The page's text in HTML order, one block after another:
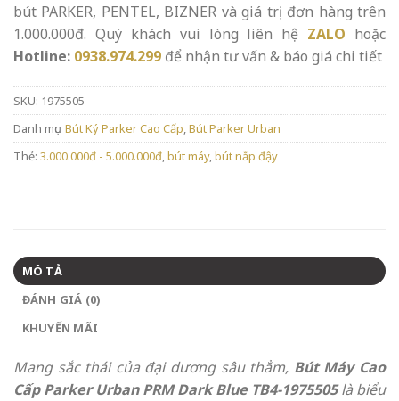
bút PARKER, PENTEL, BIZNER và giá trị đơn hàng trên
1.000.000đ. Quý khách vui lòng liên hệ ZALO hoặc
Hotline: 0938.974.299 để nhận tư vấn & báo giá chi tiết
SKU: 1975505
Danh mục: Bút Ký Parker Cao Cấp Bút Parker Urban
Thẻ: 3.000.000đ - 5.000.000đ bút máy, bút nắp đậy
MÔ TẢ
ĐÁNH GIÁ (0)
KHUYẾN MÃI
Mang sắc thái của đại dương sâu thẳm, Bút Máy Cao
Cấp Parker Urban PRM Dark Blue TB4-1975505là biểu